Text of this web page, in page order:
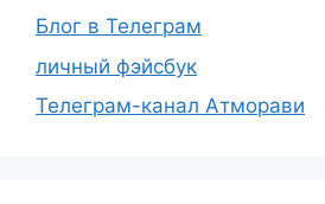
Блог в Телеграм
личный фэйсбук
Телеграм-канал Атморави